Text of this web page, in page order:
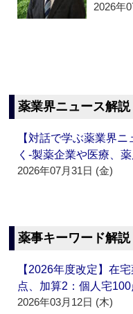
2026年
薬業界ニュース解説
【対話で学ぶ薬業界
く‐製薬企業や医療、
2026年07月31日 (金)
薬事キーワード解説
【2026年度改定】在
点、加算2：個人宅
2026年03月12日 (木)